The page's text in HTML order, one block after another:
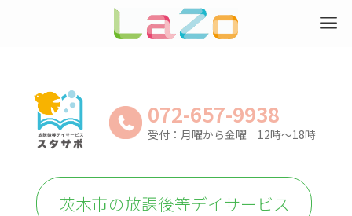
072-657-9938
受付：月曜から金曜 12時～18時
茨木市の放課後等デイサービス